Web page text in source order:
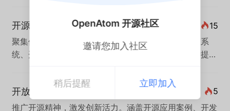
OpenAtom 开源社区
邀请您加入社区
稍后提醒 立即加入
用技巧与攻略、应用开发案例等，助力使用者高效构建AI
应用。
开源项目
15
聚集优秀开源项目，涵盖实践指南、学习资源、生态系
统、开发者工具及应用案例，为技术爱好者和开发者提供
开放原子开源宣传周
5
推广开源精神，激发创新活力。涵盖开源应用案例、开发